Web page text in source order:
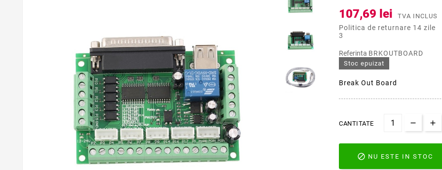
107,69 lei TVA INCLUS
Politica de returnare 14 zile
3
Referinta BRKOUTBOARD
Stoc epuizat
Break Out Board
CANTITATE
 NU ESTE IN STOC